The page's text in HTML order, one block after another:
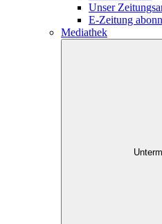
Unser
E-Zeitung
Mediathek